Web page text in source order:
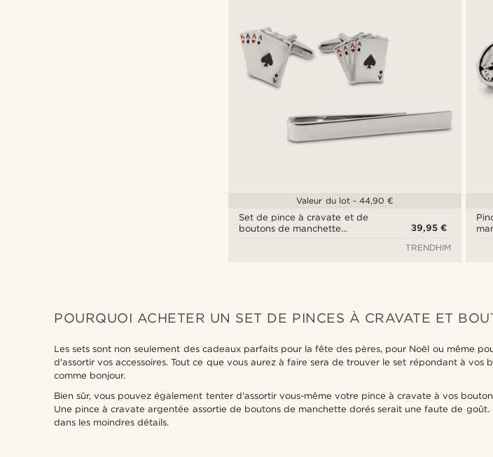
Set de pince à cravate et de
boutons de manchette
39,95 €
Valeur du lot - 44,90 €
TRENDHIM
POURQUOI ACHETER UN SET DE PINCES À CRAVATE ET
Les sets sont non seulement des cadeaux parfaits pour la fête des pères, pour Noël ou même
d'assortir vos accessoires. Tout ce que vous aurez à faire sera de trouver le set répondant à
comme bonjour.
Bien sûr, vous pouvez également tenter d'assortir vous-même votre pince à cravate à vos
Une pince à cravate argentée assortie de boutons de manchette dorés serait une faute de
dans les moindres détails.